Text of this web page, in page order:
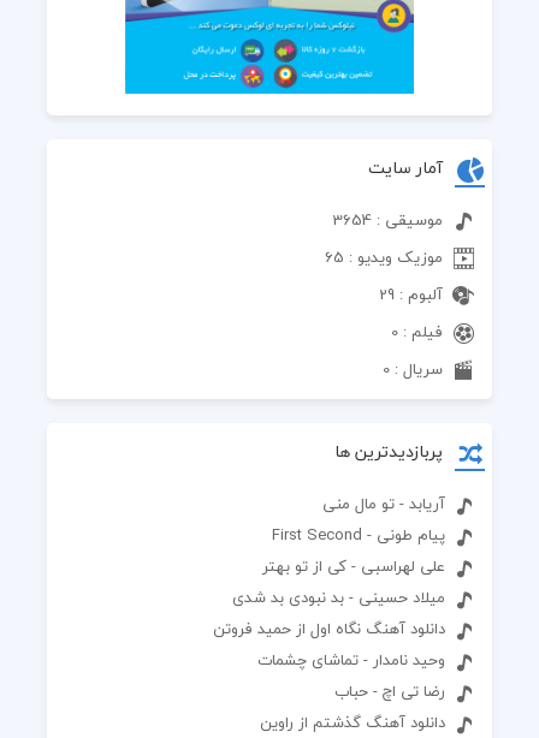
آمار سایت
موسیقی : 3654
موزیک ویدیو : 65
آلبوم : 29
فیلم : 0
سریال : 0
پربازدیدترین ها
آریابد - تو مال منی
پیام طونی - First Second
علی لهراسبی - کی از تو بهتر
میلاد حسینی - بد نبودی بد شدی
دانلود آهنگ نگاه اول از حمید فروتن
وحید نامدار - تماشای چشمات
رضا تی اچ - حباب
دانلود آهنگ گذشتم از راوین